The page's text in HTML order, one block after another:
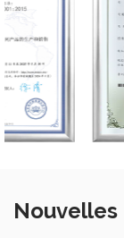
Nouvelles